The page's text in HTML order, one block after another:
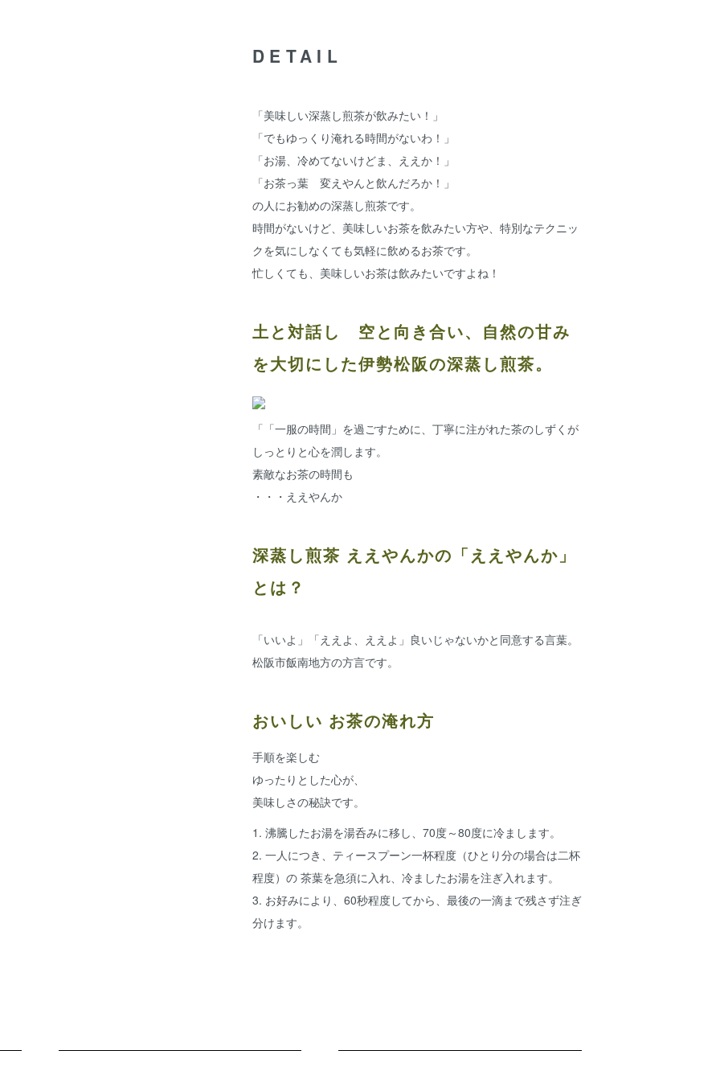
DETAIL
「美味しい深蒸し煎茶が飲みたい！」
「でもゆっくり淹れる時間がないわ！」
「お湯、冷めてないけどま、ええか！」
「お茶っ葉 変えやんと飲んだろか！」
の人にお勧めの深蒸し煎茶です。
時間がないけど、美味しいお茶を飲みたい方や、特別なテクニッ
クを気にしなくても気軽に飲めるお茶です。
忙しくても、美味しいお茶は飲みたいですよね！
土と対話し 空と向き合い、自然の甘み
を大切にした伊勢松阪の深蒸し煎茶。
「「一服の時間」を過ごすために、丁寧に注がれた茶のしずくが
しっとりと心を潤します。
素敵なお茶の時間も
・・・ええやんか
深蒸し煎茶 ええやんかの「ええやんか」
とは？
「いいよ」「ええよ、ええよ」良いじゃないかと同意する言葉。
松阪市飯南地方の方言です。
おいしい お茶の淹れ方
手順を楽しむ
ゆったりとした心が、
美味しさの秘訣です。
1. 沸騰したお湯を湯呑みに移し、70度～80度に冷まします。
2. 一人につき、ティースプーン一杯程度（ひとり分の場合は二杯
程度）の 茶葉を急須に入れ、冷ましたお湯を注ぎ入れます。
3. お好みにより、60秒程度してから、最後の一滴まで残さず注ぎ
分けます。